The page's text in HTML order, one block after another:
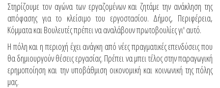
Στηρίζουμε τον αγώνα των εργαζομένων και ζητάμε την ανάκληση της
απόφασης για το κλείσιμο του εργοστασίου. Δήμος, Περιφέρεια,
Kόμματα και Bουλευτές πρέπει να αναλάβουν πρωτοβουλίες γι' αυτό.
Η πόλη και η περιοχή έχει ανάγκη από νέες πραγματικές επενδύσεις που
θα δημιουργούν θέσεις εργασίας. Πρέπει να μπει τέλος στην παραγωγική
ερημοποίηση και την υποβάθμιση οικονομική και κοινωνική της πόλης
μας.